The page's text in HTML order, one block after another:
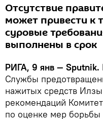
Отсутствие
может привести к
суровые
выполнены в срок
РИГА, 9 янв — Sputnik.
Службы
нажитых средств
рекомендаций
по оценке мер